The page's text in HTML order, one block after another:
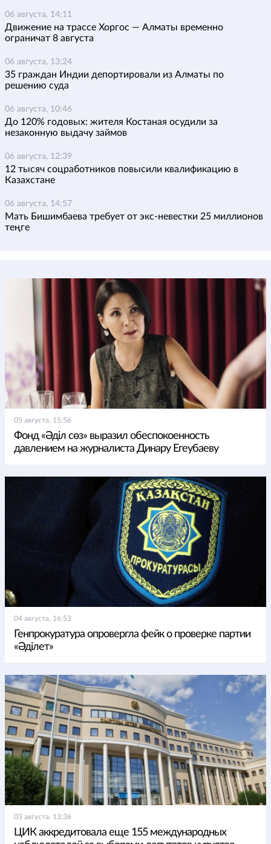
06 августа, 14:11
Движение на трассе Хоргос — Алматы временно
ограничат 8 августа
06 августа, 13:24
35 граждан Индии депортировали из Алматы по
решению суда
06 августа, 10:46
До 120% годовых: жителя Костаная осудили за
незаконную выдачу займов
06 августа, 12:39
12 тысяч соцработников повысили квалификацию в
Казахстане
06 августа, 14:57
Мать Бишимбаева требует от экс-невестки 25 миллионов
теңге
05 августа, 15:56
Фонд «Әділ сөз» выразил обеспокоенность
давлением на журналиста Динару Егеубаеву
04 августа, 16:53
Генпрокуратура опровергла фейк о проверке партии
«Әділет»
03 августа, 13:36
ЦИК аккредитовала еще 155 международных